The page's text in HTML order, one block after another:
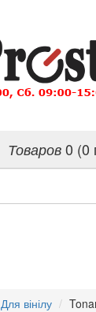
Товаров0 (0
Для вінілу